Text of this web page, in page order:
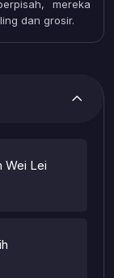
mereka
dan grosir.
Wei Lei